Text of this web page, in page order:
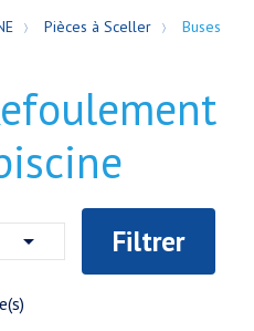
Pièces à Sceller
Buses
 Filtrer